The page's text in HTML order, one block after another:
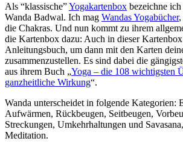
Als “klassische”Yogakartenbox bezeichne
Wanda Badwal. Ich mag Wandas Yogabücher,
die Chakras. Und nun kommt zu ihrem
die Kartenbox dazu: Auch in dieser
Anleitungsbuch, um dann mit den Karten
zusammenzustellen. Es sind dabei die
aus ihrem Buch „Yoga – die 108 wichtigsten
ganzheitliche Wirkung“.
Wanda unterscheidet in folgende Kategorien:
Aufwärmen, Rückbeugen, Seitbeugen,
Streckungen, Umkehrhaltungen und
Meditation.